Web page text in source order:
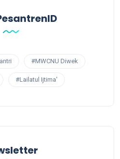
#MWCNU Diwek
#Lailatul Ijtima'